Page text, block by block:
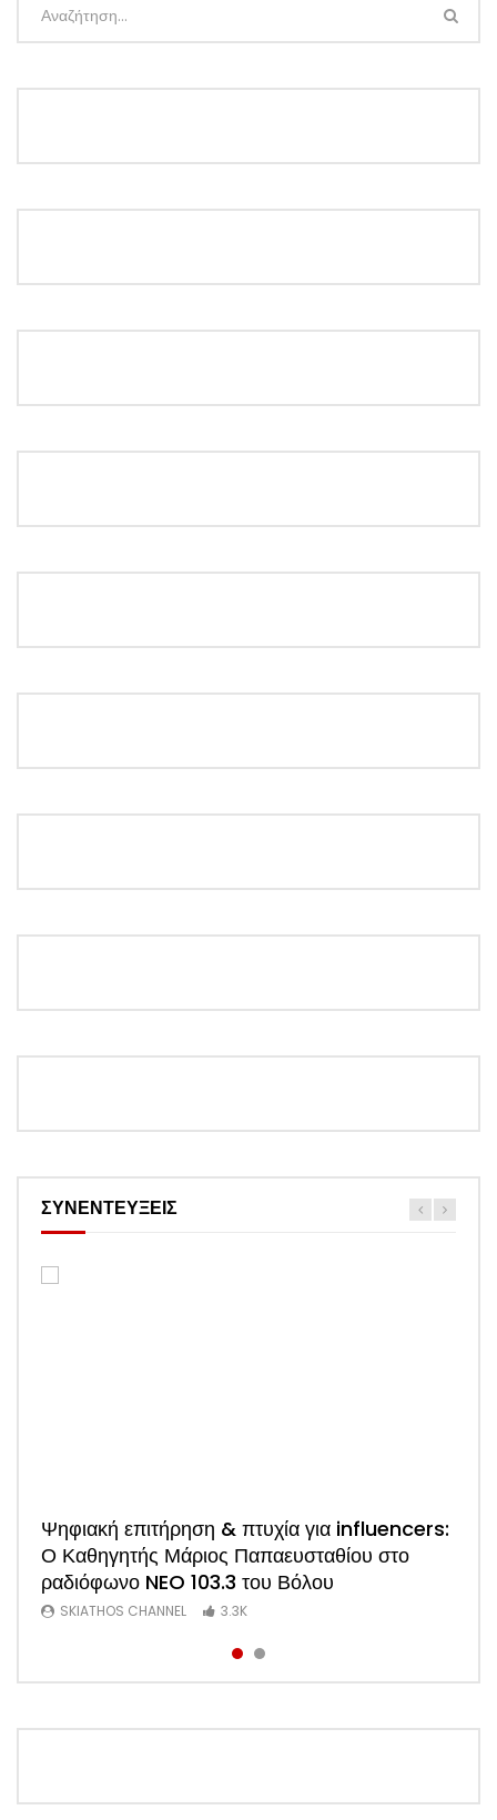
ΣΥΝΕΝΤΕΥΞΕΙΣ
Ψηφιακή επιτήρηση & πτυχία για influencers:
Ο Καθηγητής Μάριος Παπαευσταθίου στο
ραδιόφωνο NEO 103.3 του Βόλου
SKIATHOS CHANNEL 3.3K
ΑΠΟΚΛΕΙΣΤΙΚΟ: Η πρώτη συνέντευξη του
νέου Προέδρου Ξενοδόχων Σκιάθου Άκη
Τσαρούχη (Video)
SKIATHOS CHANNEL 1